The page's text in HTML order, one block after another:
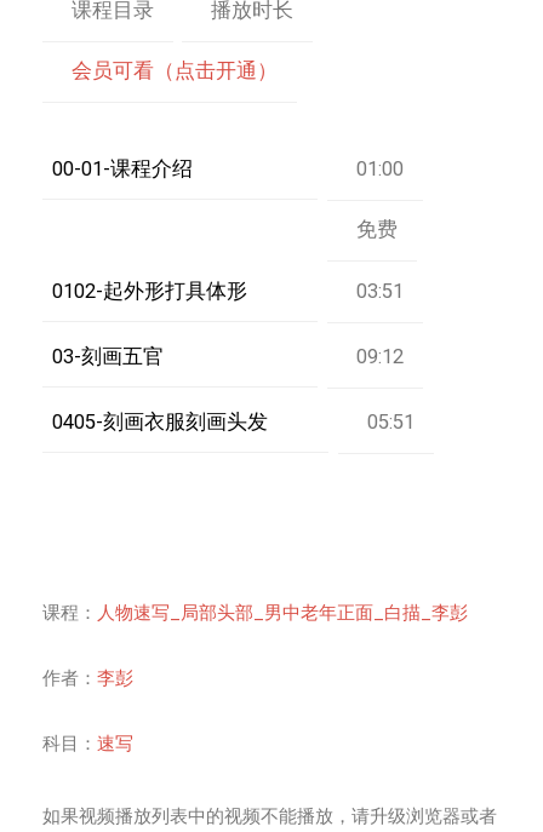
课程目录 播放时长
会员可看（点击开通）
00-01-课程介绍 01:00
免费
0102-起外形打具体形 03:51
03-刻画五官 09:12
0405-刻画衣服刻画头发 05:51
课程： 人物速写_局部头部_男中老年正面_白描_李彭
作者： 李彭
科目： 速写
如果视频播放列表中的视频不能播放，请升级浏览器或者